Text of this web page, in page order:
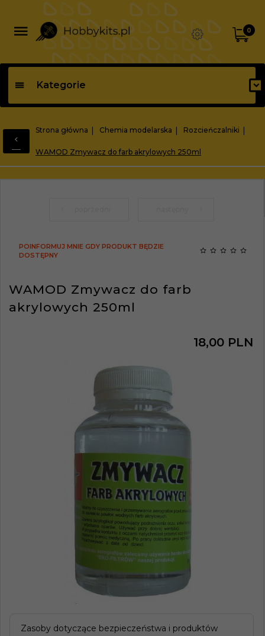
0
Kategorie
Strona główna Chemia modelarska Rozcieńczalniki
WAMOD Zmywacz do farb akrylowych 250ml
POINFORMUJ MNIE GDY PRODUKT BĘDZIE
DOSTĘPNY
WAMOD Zmywacz do farb
akrylowych 250ml
18,00 PLN
Zasoby dotyczące bezpieczeństwa i produktów